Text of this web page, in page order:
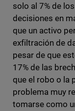
solo al 7% de
decisiones en
que un activo
exfiltración de
pesar de que
17% de las
que el robo o la
problema muy
tomarse como